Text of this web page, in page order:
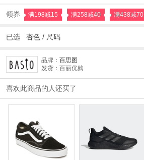
领券 满198减15 满258减40 满438减70
已选 杏色 / 尺码
品牌： 百思图
发货：百丽优购
喜欢此商品的人还买了